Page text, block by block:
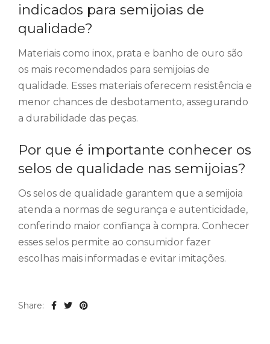
indicados para semijoias de
qualidade?
Materiais como inox, prata e banho de ouro são
os mais recomendados para semijoias de
qualidade. Esses materiais oferecem resistência e
menor chances de desbotamento, assegurando
a durabilidade das peças.
Por que é importante conhecer os
selos de qualidade nas semijoias?
Os selos de qualidade garantem que a semijoia
atenda a normas de segurança e autenticidade,
conferindo maior confiança à compra. Conhecer
esses selos permite ao consumidor fazer
escolhas mais informadas e evitar imitações.
Share: